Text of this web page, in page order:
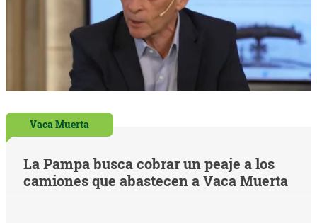
Vaca Muerta
La Pampa busca cobrar un peaje a los
camiones que abastecen a Vaca Muerta